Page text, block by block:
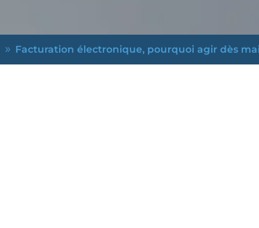
9 Facturation électronique, pourquoi agir dès